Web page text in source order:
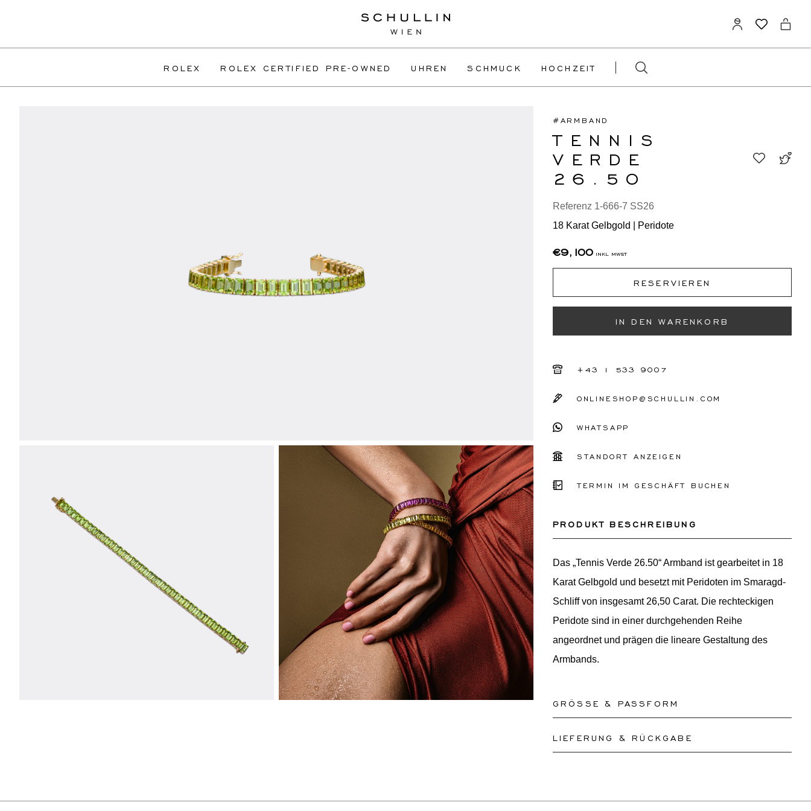
ROLEX ROLEX CERTIFIED PRE-OWNED UHREN SCHMUCK HOCHZEIT
#ARMBAND
TENNIS
VERDE
26.50
Referenz 1-666-7 SS26
18 Karat Gelbgold | Peridote
€9,100 inkl mwst
RESERVIEREN
IN DEN WARENKORB
+43 1 533 9007
ONLINESHOP@SCHULLIN.COM
WHATSAPP
STANDORT ANZEIGEN
TERMIN IM GESCHÄFT BUCHEN
PRODUKT BESCHREIBUNG
Das „Tennis Verde 26.50“ Armband ist gearbeitet in 18
Karat Gelbgold und besetzt mit Peridoten im Smaragd-
Schliff von insgesamt 26,50 Carat. Die rechteckigen
Peridote sind in einer durchgehenden Reihe
angeordnet und prägen die lineare Gestaltung des
Armbands.
GRÖSSE & PASSFORM
Bitte teilen Sie unserem Team den Umfang Ihres
anfertigen, je nachdem, wie komplex die
LIEFERUNG & RÜCKGABE